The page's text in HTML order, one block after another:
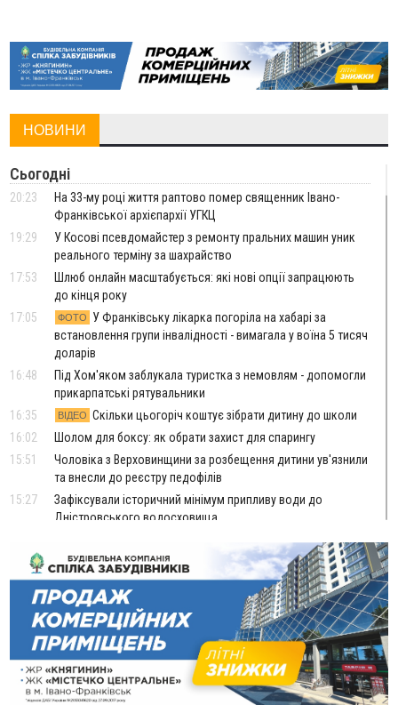
НОВИНИ
Сьогодні
20:23
На 33-му році життя раптово помер священник Івано-
Франківської архієпархії УГКЦ
19:29
У Косові псевдомайстер з ремонту пральних машин уник
реального терміну за шахрайство
17:53
Шлюб онлайн масштабується: які нові опції запрацюють
до кінця року
17:05
ФОТО
У Франківську лікарка погоріла на хабарі за
встановлення групи інвалідності - вимагала у воїна 5 тисяч
доларів
16:48
Під Хом'яком заблукала туристка з немовлям - допомогли
прикарпатські рятувальники
16:35
ВІДЕО Скільки цьогоріч коштує зібрати дитину до школи
16:02
Шолом для боксу: як обрати захист для спарингу
15:51
Чоловіка з Верховинщини за розбещення дитини ув'язнили
та внесли до реєстру педофілів
15:27
Зафіксували історичний мінімум припливу води до
Дністровського водосховища
Керівник відділу прокуратури, депутат і чиновники:
стало відомо, хто фігурує у справі про дерибан лісу біля
Буковелю
14:33
ТОП крафтових витриманих сирів українського
виробництва
13:46
У Косові судили чоловіка за підпал туалету, через який
згорів сарай і пошкодило хату
13:28
Скандал із собакою на «Новій пошті» стався у Слов'янську,
а не у Франківську. Працівників передумали звільняти